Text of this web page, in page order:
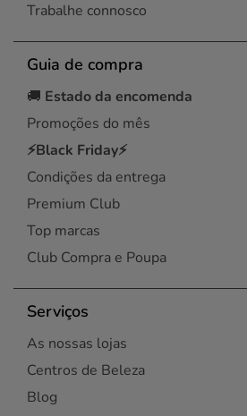
Trabalhe connosco
Guia de compra
🚚 Estado da encomenda
Promoções do mês
⚡Black Friday⚡
Condições da entrega
Premium Club
Top marcas
Club Compra e Poupa
Serviços
As nossas lojas
Centros de Beleza
Blog